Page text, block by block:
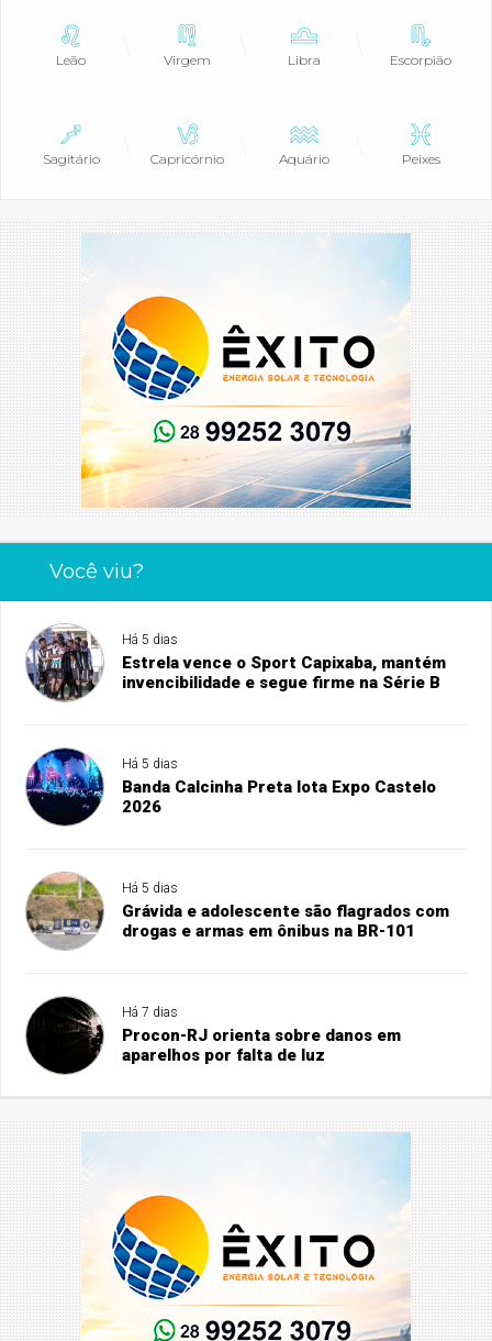
Leão Virgem Libra Escorpião
Sagitário Capricórnio Aquário Peixes
Você viu?
Há 5 dias
Estrela vence o Sport Capixaba, mantém
invencibilidade e segue firme na Série B
Há 5 dias
Banda Calcinha Preta lota Expo Castelo
2026
Há 5 dias
Grávida e adolescente são flagrados com
drogas e armas em ônibus na BR-101
Há 7 dias
Procon-RJ orienta sobre danos em
aparelhos por falta de luz